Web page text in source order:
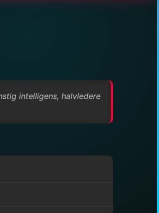
intelligens, halvledere